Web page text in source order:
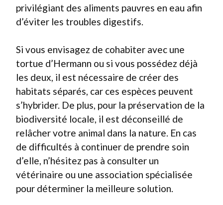
privilégiant des aliments pauvres en eau afin
d’éviter les troubles digestifs.
Si vous envisagez de cohabiter avec une
tortue d’Hermann ou si vous possédez déjà
les deux, il est nécessaire de créer des
habitats séparés, car ces espèces peuvent
s’hybrider. De plus, pour la préservation de la
biodiversité locale, il est déconseillé de
relâcher votre animal dans la nature. En cas
de difficultés à continuer de prendre soin
d’elle, n’hésitez pas à consulter un
vétérinaire ou une association spécialisée
pour déterminer la meilleure solution.